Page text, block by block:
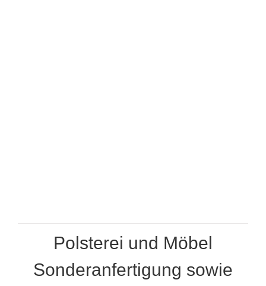
Polsterei und Möbel
Sonderanfertigung sowie